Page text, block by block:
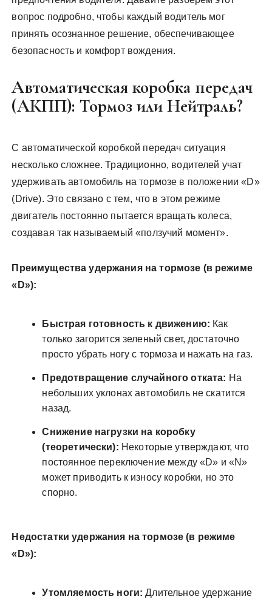
вопрос подробно, чтобы каждый водитель мог
принять осознанное решение, обеспечивающее
безопасность и комфорт вождения.
Автоматическая коробка передач
(АКПП): Тормоз или Нейтраль?
С автоматической коробкой передач ситуация
несколько сложнее. Традиционно, водителей учат
удерживать автомобиль на тормозе в положении «D»
(Drive). Это связано с тем, что в этом режиме
двигатель постоянно пытается вращать колеса,
создавая так называемый «ползучий момент».
Преимущества удержания на тормозе (в режиме
«D»):
Быстрая готовность к движению: Как
только загорится зеленый свет, достаточно
просто убрать ногу с тормоза и нажать на газ.
Предотвращение случайного отката: На
небольших уклонах автомобиль не скатится
назад.
Снижение нагрузки на коробку
(теоретически): Некоторые утверждают, что
постоянное переключение между «D» и «N»
может приводить к износу коробки, но это
спорно.
Недостатки удержания на тормозе (в режиме
«D»):
Утомляемость ноги: Длительное удержание